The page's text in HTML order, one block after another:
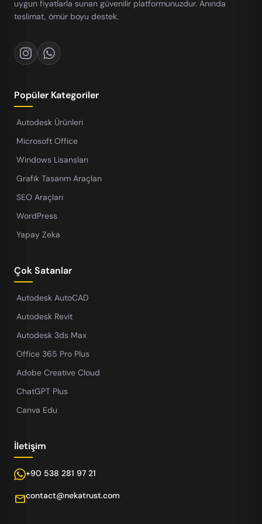
uygun fiyatlarla sunan güvenilir platformunuzdur. Anında
teslimat, ömür boyu destek.
Popüler Kategoriler
Autodesk Ürünleri
Microsoft Office
Windows Lisansları
Grafik Tasarım Araçları
SEO Araçları
WordPress
Yapay Zeka
Çok Satanlar
Autodesk AutoCAD
Autodesk Revit
Autodesk 3ds Max
Office 365 Pro Plus
Adobe Creative Cloud
ChatGPT Plus
Canva Edu
İletişim
+90 538 281 97 21
mailcontact@nekatrust.com